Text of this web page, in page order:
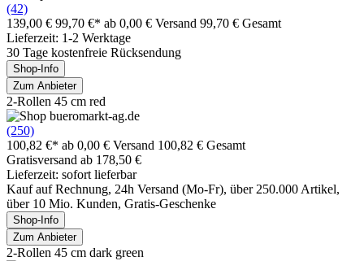
(42)
139,00 € 99,70 €* ab 0,00 € Versand 99,70 € Gesamt
Lieferzeit: 1-2 Werktage
30 Tage kostenfreie Rücksendung
Shop-Info
Zum Anbieter
2-Rollen 45 cm red
(250)
100,82 €* ab 0,00 € Versand 100,82 € Gesamt
Gratisversand ab 178,50 €
Lieferzeit: sofort lieferbar
Kauf auf Rechnung, 24h Versand (Mo-Fr), über 250.000 Artikel,
über 10 Mio. Kunden, Gratis-Geschenke
Shop-Info
Zum Anbieter
2-Rollen 45 cm dark green